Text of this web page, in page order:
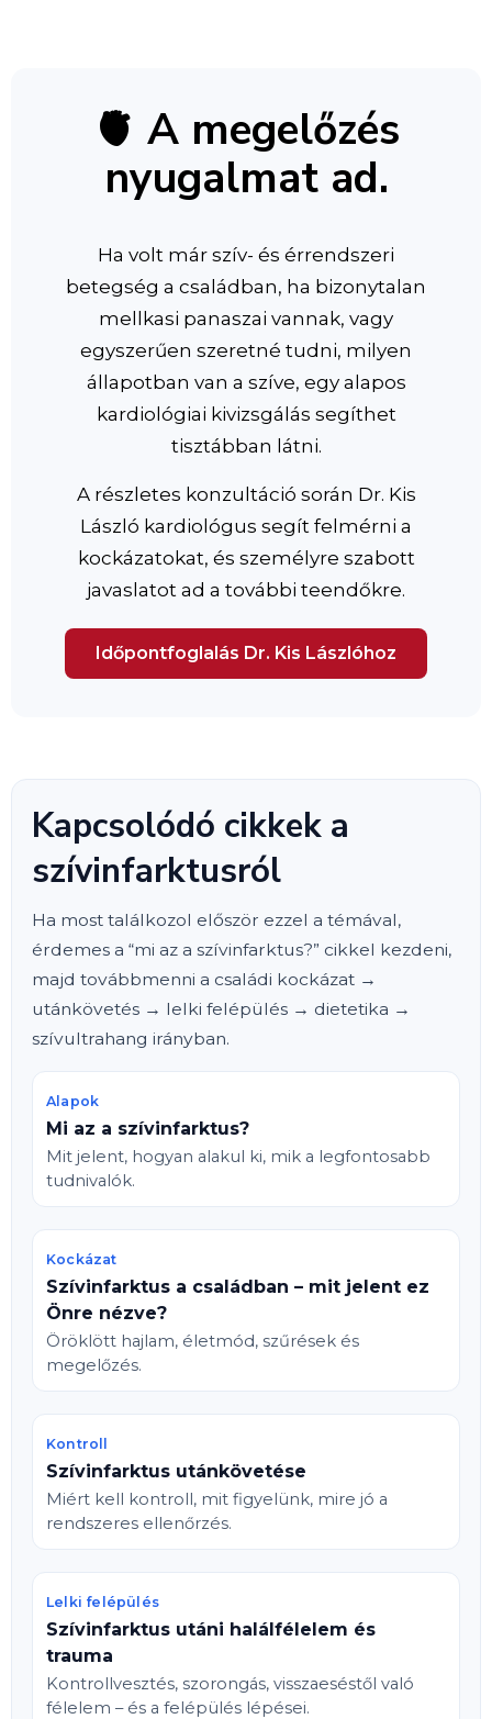
🫀 A megelőzés
nyugalmat ad.
Ha volt már szív- és érrendszeri
betegség a családban, ha bizonytalan
mellkasi panaszai vannak, vagy
egyszerűen szeretné tudni, milyen
állapotban van a szíve, egy alapos
kardiológiai kivizsgálás segíthet
tisztábban látni.
A részletes konzultáció során Dr. Kis
László kardiológus segít felmérni a
kockázatokat, és személyre szabott
javaslatot ad a további teendőkre.
Időpontfoglalás Dr. Kis Lászlóhoz
Kapcsolódó cikkek a
szívinfarktusról
Ha most találkozol először ezzel a témával,
érdemes a “mi az a szívinfarktus?” cikkel kezdeni,
majd továbbmenni a családi kockázat →
utánkövetés → lelki felépülés → dietetika →
szívultrahang irányban.
Alapok
Mi az a szívinfarktus?
Mit jelent, hogyan alakul ki, mik a legfontosabb
tudnivalók.
Kockázat
Szívinfarktus a családban – mit jelent ez
Önre nézve?
Öröklött hajlam, életmód, szűrések és
megelőzés.
Kontroll
Szívinfarktus utánkövetése
Miért kell kontroll, mit figyelünk, mire jó a
rendszeres ellenőrzés.
Lelki felépülés
Szívinfarktus utáni halálfélelem és
trauma
Kontrollvesztés, szorongás, visszaeséstől való
félelem – és a felépülés lépései.